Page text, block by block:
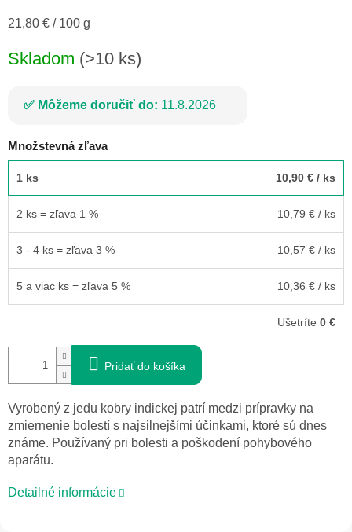
Jednotková
21,80 € / 100 g
Skladom (>10 ks)
Môžeme doručiť do: 11.8.2026
Množstevná zľava
1 ks 10,90 € / ks
2 ks = zľava 1 % 10,79 € / ks
3 - 4 ks = zľava 3 % 10,57 € / ks
5 a viac ks = zľava 5 % 10,36 € / ks
Ušetríte 0 €
Pridať do košíka
Vyrobený z jedu kobry indickej patrí medzi prípravky na
zmiernenie bolestí s najsilnejšími účinkami, ktoré sú dnes
známe. Používaný pri bolesti a poškodení pohybového
aparátu.
Detailné informácie